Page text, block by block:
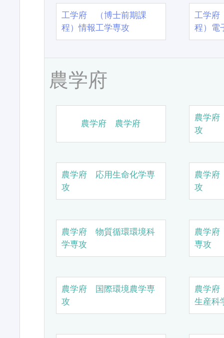
工学府 （博士前期課
程）情報工学専攻
工学
程）電
農学府
農学府 農学府
農学
攻
農学府 応用生命化学専
攻
農学
攻
農学府 物質循環環境科
学専攻
農学
専攻
農学府 国際環境農学専
攻
農学
生産科